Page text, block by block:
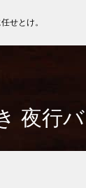
せとけ。
夜行